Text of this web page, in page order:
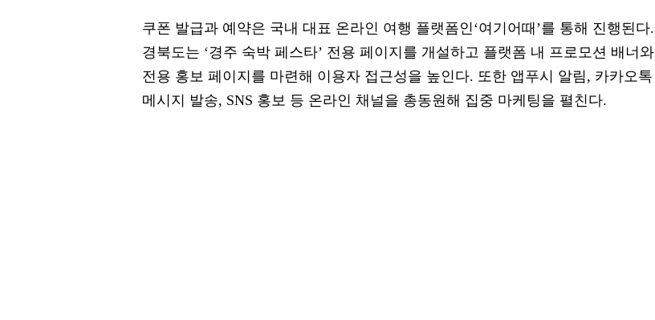
쿠폰 발급과 예약은 국내 대표 온라인 여행 플랫폼인‘여기어때’를 통해 진행된다.
경북도는 ‘경주 숙박 페스타’ 전용 페이지를 개설하고 플랫폼 내 프로모션 배너와
전용 홍보 페이지를 마련해 이용자 접근성을 높인다. 또한 앱푸시 알림, 카카오톡
메시지 발송, SNS 홍보 등 온라인 채널을 총동원해 집중 마케팅을 펼친다.